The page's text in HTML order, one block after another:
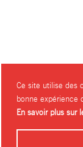
Ce site utilise des
bonne expérience
En savoir plus sur